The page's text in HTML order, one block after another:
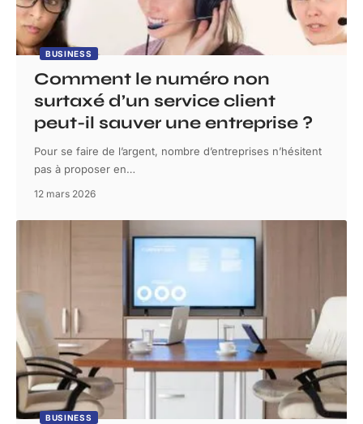
BUSINESS
Comment le numéro non
surtaxé d’un service client
peut-il sauver une entreprise ?
Pour se faire de l’argent, nombre d’entreprises n’hésitent
pas à proposer en…
12 mars 2026
BUSINESS